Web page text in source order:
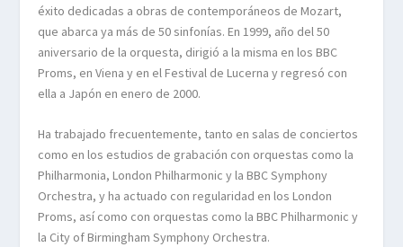
éxito dedicadas a obras de contemporáneos de Mozart,
que abarca ya más de 50 sinfonías. En 1999, año del 50
aniversario de la orquesta, dirigió a la misma en los BBC
Proms, en Viena y en el Festival de Lucerna y regresó con
ella a Japón en enero de 2000.
Ha trabajado frecuentemente, tanto en salas de conciertos
como en los estudios de grabación con orquestas como la
Philharmonia, London Philharmonic y la BBC Symphony
Orchestra, y ha actuado con regularidad en los London
Proms, así como con orquestas como la BBC Philharmonic y
la City of Birmingham Symphony Orchestra.